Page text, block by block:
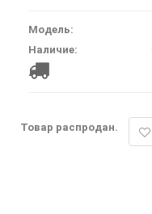
Модель:
Наличие:
Товар распродан.